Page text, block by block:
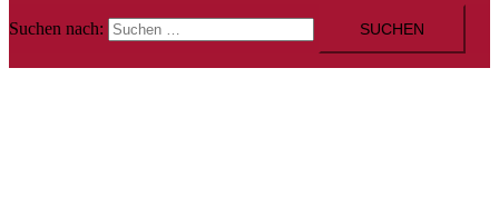
Suchen nach: